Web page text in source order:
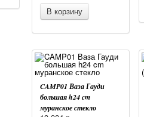
В корзину
CAMP01 Ваза Гауди
большая h24 cm
муранское стекло